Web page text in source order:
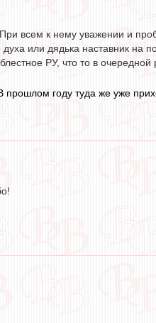
всем к нему уважении и
духа или дядька наставник на
РУ, что то в очередной
прошлом году туда же уже